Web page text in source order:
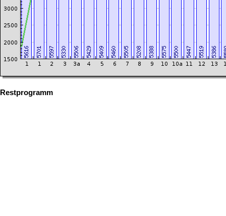
Restprogramm